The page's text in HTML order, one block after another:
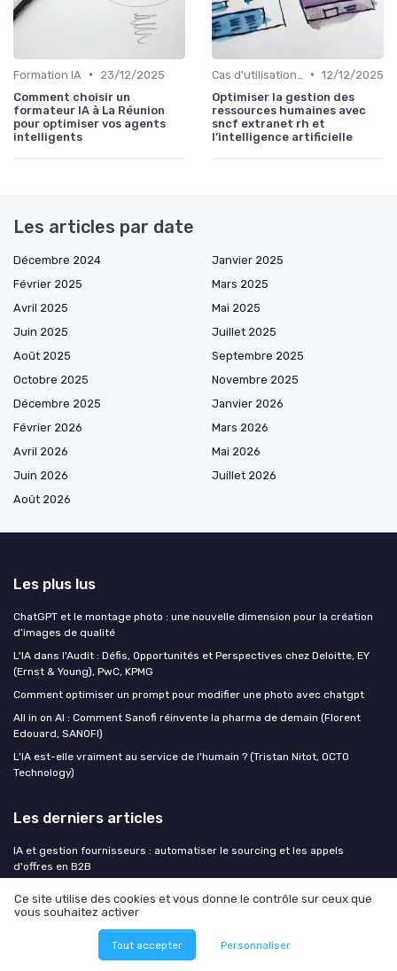
Formation IA •
23/12/2025
Comment choisir un
formateur IA à La Réunion
pour optimiser vos agents
intelligents
• 12/12/2025
Optimiser la gestion des
ressources humaines avec
sncf extranet rh et
l’intelligence artificielle
Les articles par date
Décembre 2024
Janvier 2025
Février 2025
Mars 2025
Avril 2025
Mai 2025
Juin 2025
Juillet 2025
Août 2025
Septembre 2025
Octobre 2025
Novembre 2025
Décembre 2025
Janvier 2026
Février 2026
Mars 2026
Avril 2026
Mai 2026
Juin 2026
Juillet 2026
Août 2026
Les plus lus
ChatGPT et le montage photo : une nouvelle dimension pour la création
d’images de qualité
L'IA dans l'Audit : Défis, Opportunités et Perspectives chez Deloitte, EY
(Ernst & Young), PwC, KPMG
Comment optimiser un prompt pour modifier une photo avec chatgpt
All in on AI : Comment Sanofi réinvente la pharma de demain (Florent
Edouard, SANOFI)
L'IA est-elle vraiment au service de l'humain ? (Tristan Nitot, OCTO
Technology)
Les derniers articles
IA et gestion fournisseurs : automatiser le sourcing et les appels
d'offres en B2B
stratégie de données
IA et emploi : transformer l’alerte en stratégie pour les dirigeants
Développement IA et gouvernance : transformer les outils en levier
Ce site utilise des cookies et vous donne le contrôle sur ceux que
vous souhaitez activer
Tout accepter Personnaliser